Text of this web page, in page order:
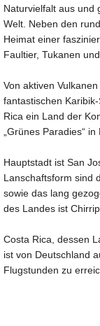
Naturvielfalt aus und
Welt. Neben den
Heimat einer
Faultier, Tukanen
Von aktiven
fantastischen
Rica ein Land der
„Grünes Paradies“
Hauptstadt ist San
Lanschaftsform sind
sowie das lang
des Landes ist
Costa Rica, dessen
ist von Deutschland
Flugstunden zu